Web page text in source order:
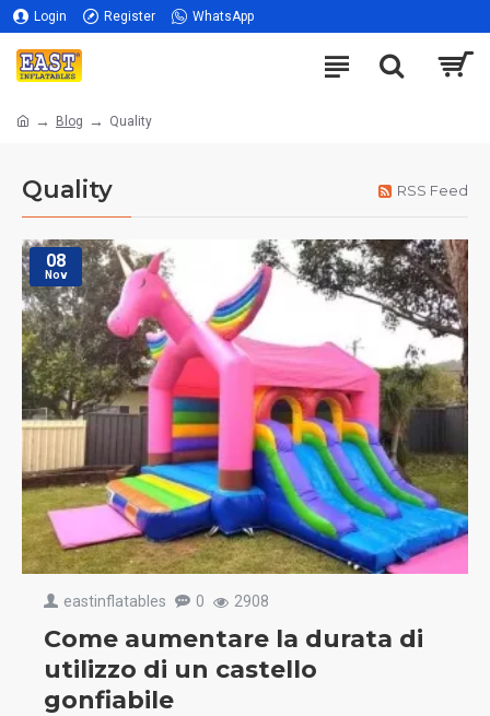
Login Register WhatsApp
Blog Quality
Quality RSS Feed
08
Nov
eastinflatables 0 2908
Come aumentare la durata di
utilizzo di un castello
gonfiabile